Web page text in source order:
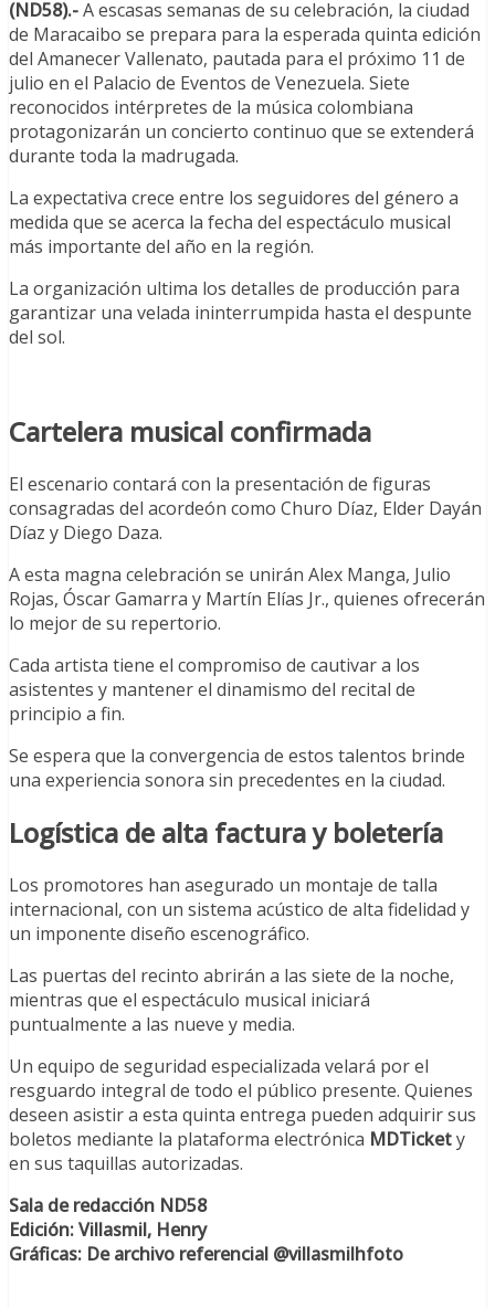
(ND58).-A escasas semanas de su celebración, la ciudad
de Maracaibo se prepara para la esperada quinta edición
del Amanecer Vallenato, pautada para el próximo 11 de
julio en el Palacio de Eventos de Venezuela. Siete
reconocidos intérpretes de la música colombiana
protagonizarán un concierto continuo que se extenderá
durante toda la madrugada.
La expectativa crece entre los seguidores del género a
medida que se acerca la fecha del espectáculo musical
más importante del año en la región.
La organización ultima los detalles de producción para
garantizar una velada ininterrumpida hasta el despunte
del sol.
Cartelera musical confirmada
El escenario contará con la presentación de figuras
consagradas del acordeón como Churo Díaz, Elder Dayán
Díaz y Diego Daza.
A esta magna celebración se unirán Alex Manga, Julio
Rojas, Óscar Gamarra y Martín Elías Jr., quienes ofrecerán
lo mejor de su repertorio.
Cada artista tiene el compromiso de cautivar a los
asistentes y mantener el dinamismo del recital de
principio a fin.
Se espera que la convergencia de estos talentos brinde
una experiencia sonora sin precedentes en la ciudad.
Logística de alta factura y boletería
Los promotores han asegurado un montaje de talla
internacional, con un sistema acústico de alta fidelidad y
un imponente diseño escenográfico.
Las puertas del recinto abrirán a las siete de la noche,
mientras que el espectáculo musical iniciará
puntualmente a las nueve y media.
Un equipo de seguridad especializada velará por el
resguardo integral de todo el público presente. Quienes
deseen asistir a esta quinta entrega pueden adquirir sus
boletos mediante la plataforma electrónica MDTickety
en sus taquillas autorizadas.
Sala de redacción ND58
Edición: Villasmil, Henry
Gráficas: De archivo referencial @villasmilhfoto